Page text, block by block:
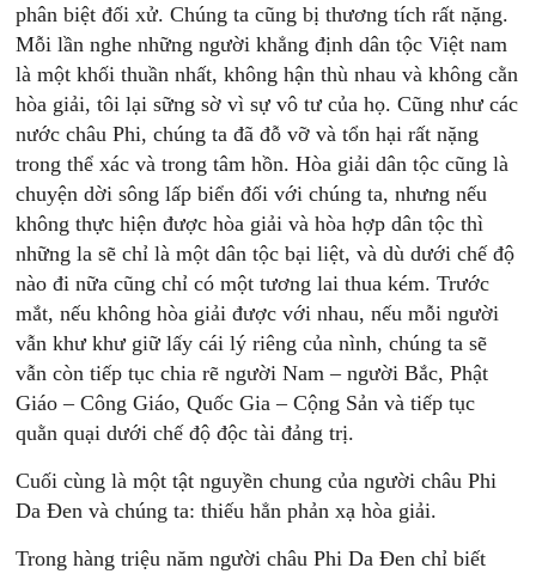
phân biệt đối xử. Chúng ta cũng bị thương tích rất nặng.
Mỗi lần nghe những người khẳng định dân tộc Việt nam
là một khối thuần nhất, không hận thù nhau và không cằn
hòa giải, tôi lại sững sờ vì sự vô tư của họ. Cũng như các
nước châu Phi, chúng ta đã đỗ vỡ và tổn hại rất nặng
trong thể xác và trong tâm hồn. Hòa giải dân tộc cũng là
chuyện dời sông lấp biển đối với chúng ta, nhưng nếu
không thực hiện được hòa giải và hòa hợp dân tộc thì
những la sẽ chỉ là một dân tộc bại liệt, và dù dưới chế độ
nào đi nữa cũng chỉ có một tương lai thua kém. Trước
mắt, nếu không hòa giải được với nhau, nếu mỗi người
vẫn khư khư giữ lấy cái lý riêng của nình, chúng ta sẽ
vẫn còn tiếp tục chia rẽ người Nam – người Bắc, Phật
Giáo – Công Giáo, Quốc Gia – Cộng Sản và tiếp tục
quằn quại dưới chế độ độc tài đảng trị.
Cuối cùng là một tật nguyền chung của người châu Phi
Da Đen và chúng ta: thiếu hẳn phản xạ hòa giải.
Trong hàng triệu năm người châu Phi Da Đen chỉ biết